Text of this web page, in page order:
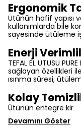
Ergonomik
Ütünün hafif yapısı
kullanımlarda bile
sayesinde ütüleme
Enerji
TEFAL EL UTUSU
sağlayan özellikleri
ısınma süresi,
Kolay
Ütünün entegre kir
Devamını Göster